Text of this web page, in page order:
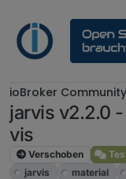
ioBroker
jarvis v2.2.0
vis
Verschoben
jarvis
material